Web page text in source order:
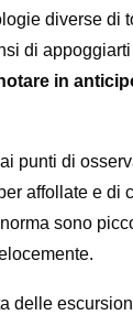
diverse di
di
in
punti di
affollate e di
sono
delle